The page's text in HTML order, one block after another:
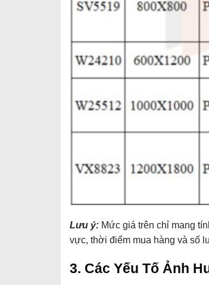
Lưu ý: Mức giá trên chỉ mang
vực, thời điểm mua hàng và số
3. Các Yếu Tố Ảnh